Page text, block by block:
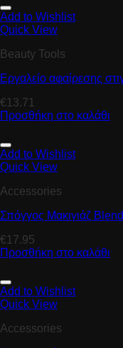
Add to Wishlist
Quick View
Beauty Tools
Εργαλείο αφαίρεσης
€13.71
Προσθήκη στο καλάθι
Add to Wishlist
Quick View
Accessories
Σπόγγος Μακιγιάζ
€17.95
Προσθήκη στο καλάθι
Add to Wishlist
Quick View
Accessories